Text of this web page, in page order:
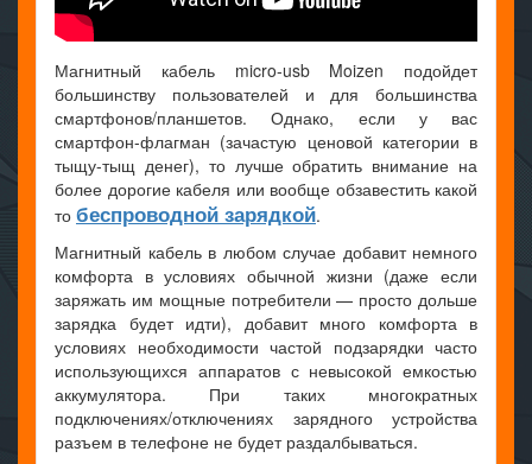
Магнитный кабель micro-usb Moizen подойдет
большинству пользователей и для большинства
смартфонов/планшетов. Однако, если у вас
смартфон-флагман (зачастую ценовой категории в
тыщу-тыщ денег), то лучше обратить внимание на
более дорогие кабеля или вообще обзавестить какой
то беспроводной зарядкой.
Магнитный кабель в любом случае добавит немного
комфорта в условиях обычной жизни (даже если
заряжать им мощные потребители — просто дольше
зарядка будет идти), добавит много комфорта в
условиях необходимости частой подзарядки часто
использующихся аппаратов с невысокой емкостью
аккумулятора. При таких многократных
подключениях/отключениях зарядного устройства
разъем в телефоне не будет раздалбываться.